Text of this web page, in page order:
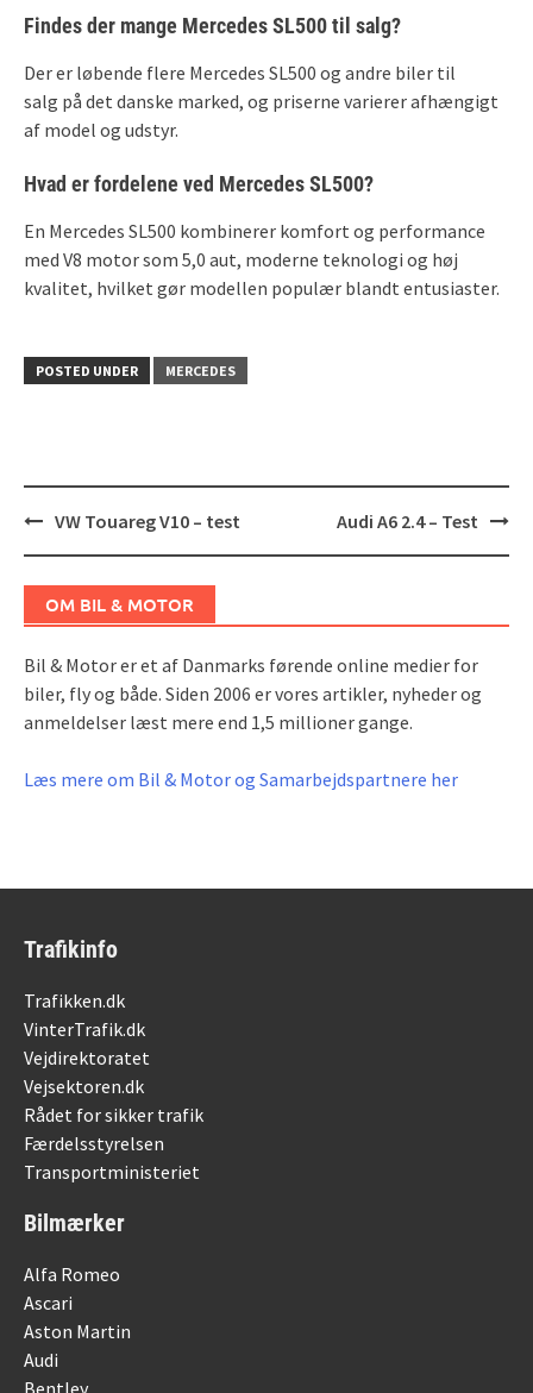
Findes der mange Mercedes SL500 til salg?
Der er løbende flere Mercedes SL500 og andre biler til
salg på det danske marked, og priserne varierer afhængigt
af model og udstyr.
Hvad er fordelene ved Mercedes SL500?
En Mercedes SL500 kombinerer komfort og performance
med V8 motor som 5,0 aut, moderne teknologi og høj
kvalitet, hvilket gør modellen populær blandt entusiaster.
POSTED UNDER MERCEDES
PostVW Touareg V10 – test Audi A6 2.4 – Test
OM BIL & MOTOR
Bil & Motor er et af Danmarks førende online medier for
biler, fly og både. Siden 2006 er vores artikler, nyheder og
anmeldelser læst mere end 1,5 millioner gange.
Læs mere om Bil & Motor og Samarbejdspartnere her
Trafikinfo
Trafikken.dk
VinterTrafik.dk
Vejdirektoratet
Vejsektoren.dk
Rådet for sikker trafik
Færdelsstyrelsen
Transportministeriet
Bilmærker
Alfa Romeo
Ascari
Aston Martin
Audi
Bentley